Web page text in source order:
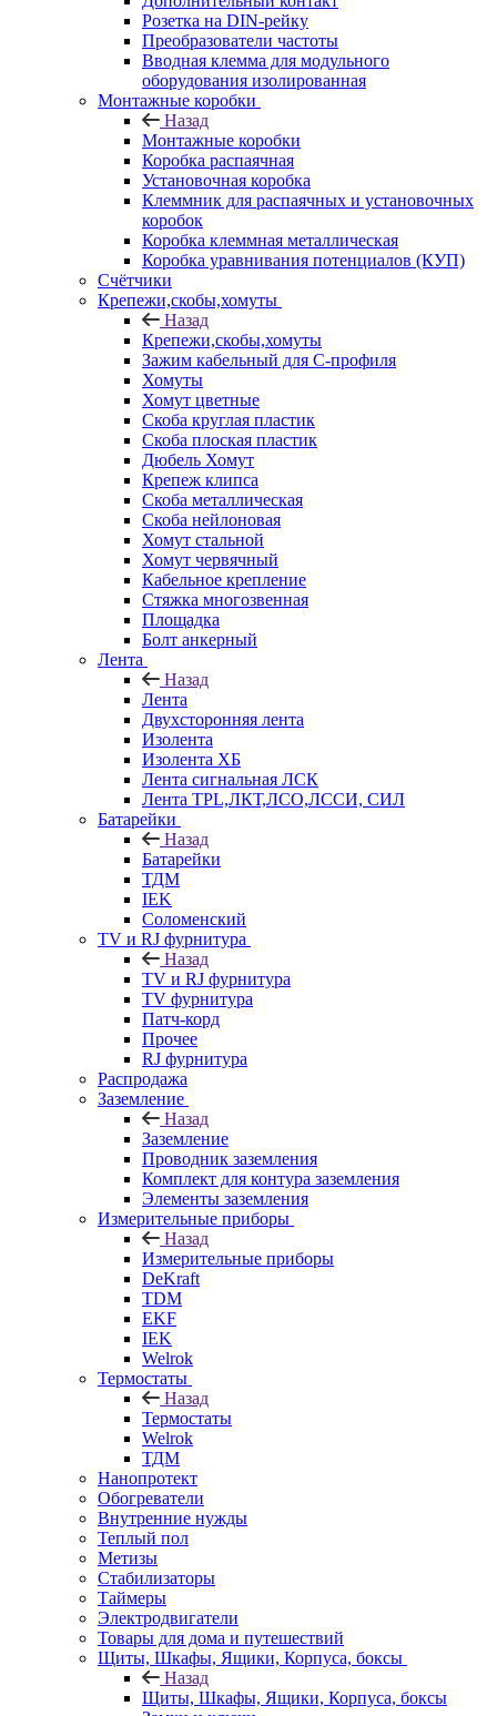
Розетка на DIN-рейку
Преобразователи частоты
Вводная клемма для модульного
оборудования изолированная
Монтажные коробки
Назад
Монтажные коробки
Коробка распаячная
Установочная коробка
Клеммник для распаячных и установочных
коробок
Коробка клеммная металлическая
Коробка уравнивания потенциалов (КУП)
Счётчики
Крепежи,скобы,хомуты
Назад
Крепежи,скобы,хомуты
Зажим кабельный для С-профиля
Хомуты
Хомут цветные
Скоба круглая пластик
Скоба плоская пластик
Дюбель Хомут
Крепеж клипса
Скоба металлическая
Скоба нейлоновая
Хомут стальной
Хомут червячный
Кабельное крепление
Стяжка многозвенная
Площадка
Болт анкерный
Лента
Назад
Лента
Двухсторонняя лента
Изолента
Изолента ХБ
Лента сигнальная ЛСК
Лента TPL,ЛКТ,ЛСО,ЛССИ, СИЛ
Батарейки
Назад
Батарейки
ТДМ
IEK
Соломенский
TV и RJ фурнитура
Назад
TV и RJ фурнитура
TV фурнитура
Патч-корд
Прочее
RJ фурнитура
Распродажа
Заземление
Назад
Заземление
Проводник заземления
Комплект для контура заземления
Элементы заземления
Измерительные приборы
Назад
Измерительные приборы
DeKraft
TDM
EKF
IEK
Welrok
Термостаты
Назад
Термостаты
Welrok
ТДМ
Нанопротект
Обогреватели
Внутренние нужды
Теплый пол
Метизы
Стабилизаторы
Таймеры
Электродвигатели
Товары для дома и путешествий
Щиты, Шкафы, Ящики, Корпуса, боксы
Назад
Щиты, Шкафы, Ящики, Корпуса, боксы